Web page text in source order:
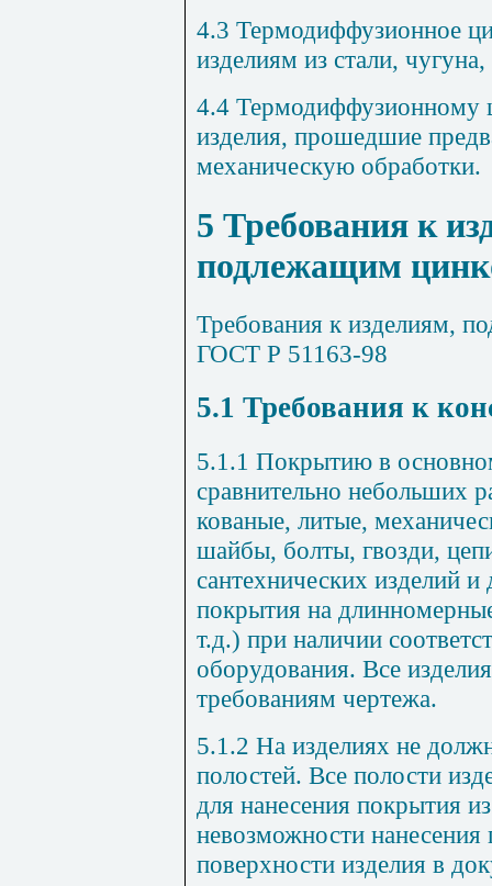
4.3 Термодиффузионное
изделиям из стали,
4.4 Термодиффузионному
изделия, прошедшие
механическую обработки.
5 Требования к
подлежащим
Требования к изделиям,
ГОСТ Р 51163-98
5.1 Требования к
5.1.1 Покрытию в
сравнительно небольших
кованые, литые,
шайбы, болты, гвозди,
сантехнических изделий
покрытия на
т.д.) при наличии
оборудования. Все
требованиям чертежа.
5.1.2 На изделиях не
полостей. Все полости
для нанесения покрытия
невозможности нанесения
поверхности изделия в